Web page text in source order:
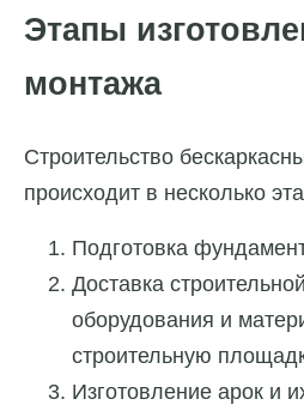
Этапы
монтажа
Строительство
происходит в несколько
Подготовка
Доставка
оборудования и
строительную
Изготовление арок и